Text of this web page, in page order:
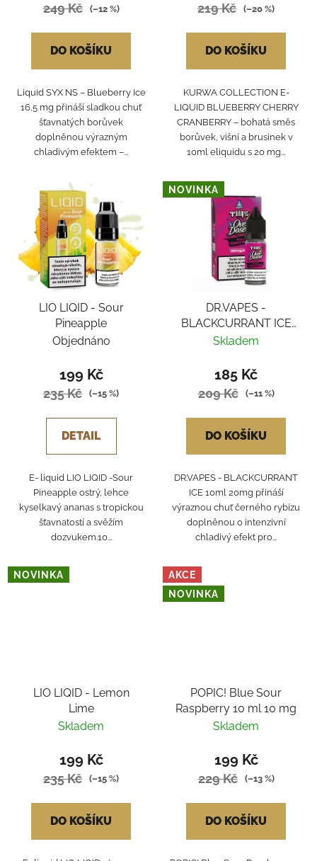
249 Kč (–12 %)
DO KOŠÍKU
Liquid SYX NS – Blueberry Ice
16,5 mg přináší sladkou chuť
šťavnatých borůvek
doplněnou výrazným
chladivým efektem –...
219 Kč (–20 %)
DO KOŠÍKU
KURWA COLLECTION E-
LIQUID BLUEBERRY CHERRY
CRANBERRY – bohatá směs
borůvek, višní a brusinek v
10ml eliquidu s 20 mg...
LIO LIQID - Sour
Pineapple
Objednáno
199 Kč
235 Kč (–15 %)
DETAIL
E- liquid LIO LIQID -Sour
Pineapple ostrý, lehce
kyselkavý ananas s tropickou
šťavnatostí a svěžím
dozvukem.10...
NOVINKA
DR.VAPES -
BLACKCURRANT ICE
10ml 20mg
Skladem
185 Kč
209 Kč (–11 %)
DO KOŠÍKU
DR.VAPES - BLACKCURRANT
ICE 10ml 20mg přináší
výraznou chuť černého rybízu
doplněnou o intenzivní
chladivý efekt pro...
NOVINKA
LIO LIQID - Lemon
Lime
Skladem
199 Kč
235 Kč (–15 %)
DO KOŠÍKU
AKCE
NOVINKA
POPIC! Blue Sour
Raspberry 10 ml 10 mg
Skladem
199 Kč
229 Kč (–13 %)
DO KOŠÍKU